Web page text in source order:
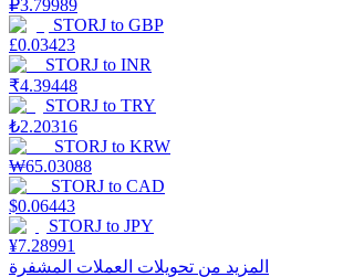
₽3.79989
STORJ to GBP
£0.03423
STORJ to INR
₹4.39448
STORJ to TRY
₺2.20316
STORJ to KRW
₩65.03088
STORJ to CAD
$0.06443
STORJ to JPY
¥7.28991
المزيد من تحويلات العملات المشفرة